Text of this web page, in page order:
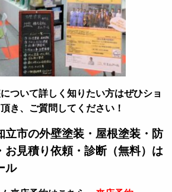
ついて詳しく知りたい方はぜひショ
き、ご質問してください！
立市の外壁塗装・屋根塗装・防
お見積り依頼・診断（無料）は
ル